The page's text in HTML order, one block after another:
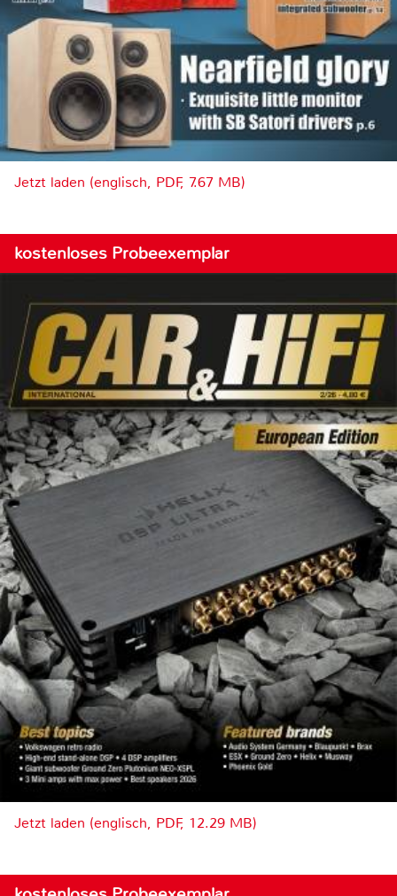
Jetzt laden (englisch, PDF, 7.67 MB)
kostenloses Probeexemplar
Jetzt laden (englisch, PDF, 12.29 MB)